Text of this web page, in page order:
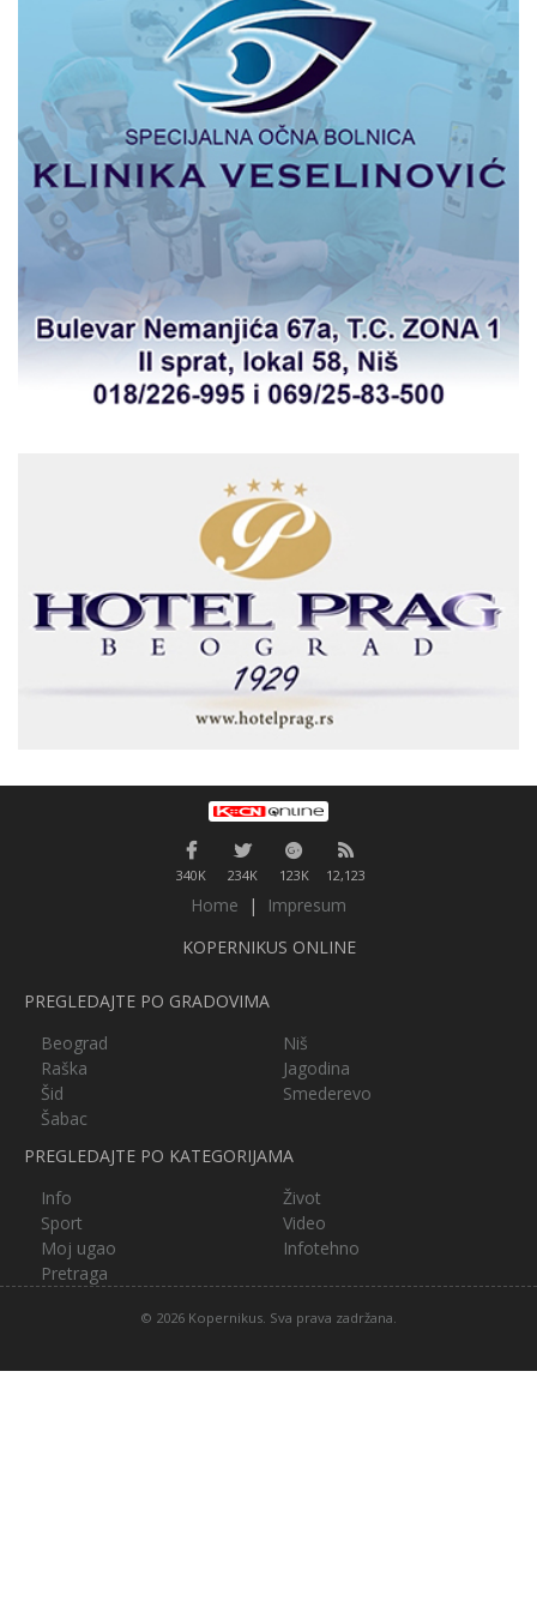
340K 234K 123K 12,123
Home |
Impresum
KOPERNIKUS ONLINE
PREGLEDAJTE PO GRADOVIMA
Beograd
Niš
Raška
Jagodina
Šid
Smederevo
Šabac
PREGLEDAJTE PO KATEGORIJAMA
Info
Život
Sport
Video
Moj ugao
Infotehno
Pretraga
© 2026 Kopernikus. Sva prava zadržana.